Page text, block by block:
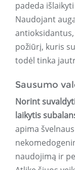
padeda
Naudojant
požiūrį, kuris
todėl tinka
Sausumo
Norint
laikytis
apima
naudojimą ir